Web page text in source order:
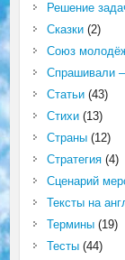
Решение
Сказки(2)
Союз
Спрашивали
Статьи(43)
Стихи(13)
Страны(12)
Стратегия(4)
Сценарий
Тексты на
Термины(19)
Тесты(44)